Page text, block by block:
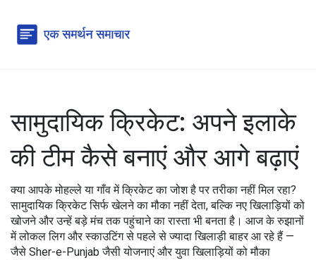
सामुदायिक क्रिकेट: अपने इलाके
की टीम कैसे बनाएं और आगे बढ़ाएं
क्या आपके मोहल्ले या गाँव में क्रिकेट का जोश है पर तरीका नहीं मिल रहा?
सामुदायिक क्रिकेट सिर्फ खेलने का मौका नहीं देता, बल्कि नए खिलाड़ियों को
खोजने और उन्हें बड़े मंच तक पहुंचाने का रास्ता भी बनता है। आज के रुझानों
में लोकल लिग और स्काउटिंग से पहले से ज्यादा खिलाड़ी बाहर आ रहे हैं —
जैसे Sher-e-Punjab जैसी योजनाएं और युवा खिलाड़ियों को मौका